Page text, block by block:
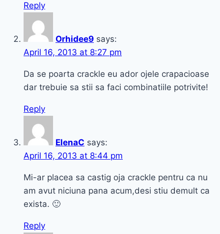
Reply
Orhidee9 says:
April 16, 2013 at 8:27 pm
Da se poarta crackle eu ador ojele crapacioase
dar trebuie sa stii sa faci combinatiile potrivite!
Reply
ElenaC says:
April 16, 2013 at 8:44 pm
Mi-ar placea sa castig oja crackle pentru ca nu
am avut niciuna pana acum,desi stiu demult ca
exista. 🙂
Reply